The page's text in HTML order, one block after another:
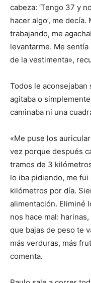
cabeza: ‘Tengo 37 y
hacer algo’, me
trabajando, me
levantarme. Me
de la vestimenta»,
Todos le aconsejaban
agitaba o
caminaba ni una
«Me puse los
vez porque después
tramos de 3
lo iba pidiendo, me
kilómetros por día.
alimentación. Eliminé
nos hace mal:
que bajas de peso te
más verduras, más
comenta.